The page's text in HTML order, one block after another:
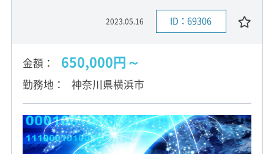
2023.05.16 ID：69306
金額 650,000円～
勤務地 神奈川県横浜市